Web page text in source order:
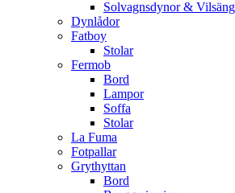
Solvagnsdynor &
Dynlådor
Fatboy
Stolar
Fermob
Bord
Lampor
Soffa
Stolar
La Fuma
Fotpallar
Grythyttan
Bord